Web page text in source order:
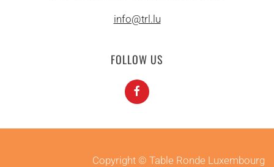
info@trl.lu
FOLLOW US
Copyright © Table Ronde Luxembourg